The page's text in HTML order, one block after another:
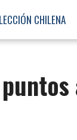
CHILENA